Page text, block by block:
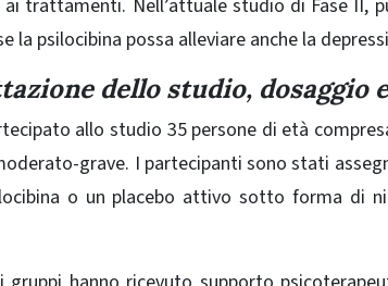
trattamenti. Nell’attuale studio di Fase II,
la psilocibina possa alleviare anche la
dello studio, dosaggio
allo studio 35 persone di età
grave. I partecipanti sono stati
o un placebo attivo sotto forma di